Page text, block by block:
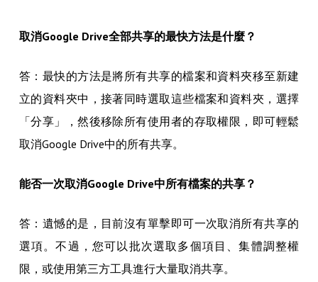
取消Google Drive全部共享的最快方法是什麼？
答：最快的方法是將所有共享的檔案和資料夾移至新建
立的資料夾中，接著同時選取這些檔案和資料夾，選擇
「分享」，然後移除所有使用者的存取權限，即可輕鬆
取消Google Drive中的所有共享。
能否一次取消Google Drive中所有檔案的共享？
答：遺憾的是，目前沒有單擊即可一次取消所有共享的
選項。不過，您可以批次選取多個項目、集體調整權
限，或使用第三方工具進行大量取消共享。